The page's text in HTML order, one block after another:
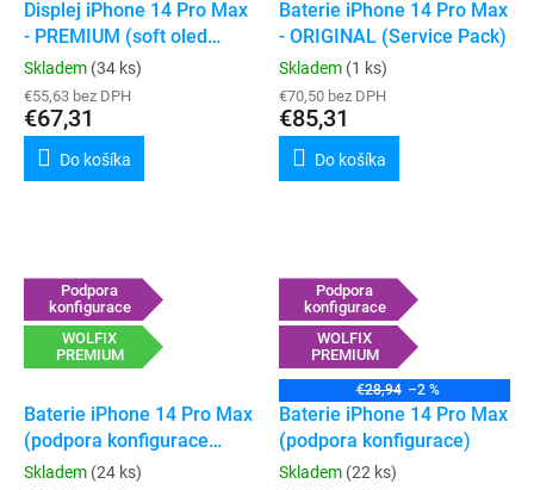
Displej iPhone 14 Pro Max
- PREMIUM (soft oled
120hz)
Skladem (34 ks)
€55,63 bez DPH
€67,31
Do košíka
Baterie iPhone 14 Pro Max
- ORIGINAL (Service Pack)
Skladem (1 ks)
€70,50 bez DPH
€85,31
Do košíka
Podpora
konfigurace
WOLFIX
PREMIUM
Baterie iPhone 14 Pro Max
(podpora konfigurace
„genuine“)
Skladem (24 ks)
Podpora
konfigurace
WOLFIX
PREMIUM
€28,94 –2 %
Baterie iPhone 14 Pro Max
(podpora konfigurace)
Skladem (22 ks)